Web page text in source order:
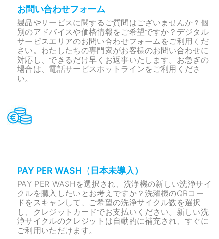
お問い合わせフォーム
製品やサービスに関するご質問はございませんか？個
別のアドバイスや価格情報をご希望ですか？デジタル
サービスエリアのお問い合わせフォームをご利用くだ
さい。わたしたちの専門家がお客様のお問い合わせに
対応し、できるだけ早くお返事いたします。お急ぎの
場合は、電話サービスホットラインをご利用くださ
い。
PAY PER WASH（日本未導入）
PAY PER WASHを選択され、洗浄機の新しい洗浄サイ
クルを購入したいとお考えですか？洗濯機のQRコー
ドをスキャンして、ご希望の洗浄サイクル数を選択
し、クレジットカードでお支払いください。新しい洗
浄サイクルのクレジットは自動的に補充され、すぐに
ご利用いただけます。